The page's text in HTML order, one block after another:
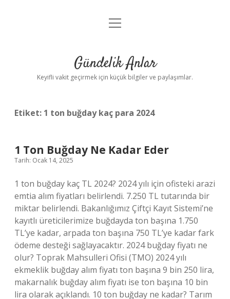
Anasayfa
Yasal Uyarı
menüyü
Gündelik Anlar
Keyifli vakit geçirmek için küçük bilgiler ve paylaşımlar.
Etiket: 1 ton buğday kaç para 2024
1 Ton Buğday Ne Kadar Eder
Tarih: Ocak 14, 2025
1 ton buğday kaç TL 2024? 2024 yılı için ofisteki arazi
emtia alım fiyatları belirlendi. 7.250 TL tutarında bir
miktar belirlendi. Bakanlığımız Çiftçi Kayıt Sistemi’ne
kayıtlı üreticilerimize buğdayda ton başına 1.750
TL’ye kadar, arpada ton başına 750 TL’ye kadar fark
ödeme desteği sağlayacaktır. 2024 buğday fiyatı ne
olur? Toprak Mahsulleri Ofisi (TMO) 2024 yılı
ekmeklik buğday alım fiyatı ton başına 9 bin 250 lira,
makarnalık buğday alım fiyatı ise ton başına 10 bin
lira olarak açıklandı. 10 ton buğday ne kadar? Tarım